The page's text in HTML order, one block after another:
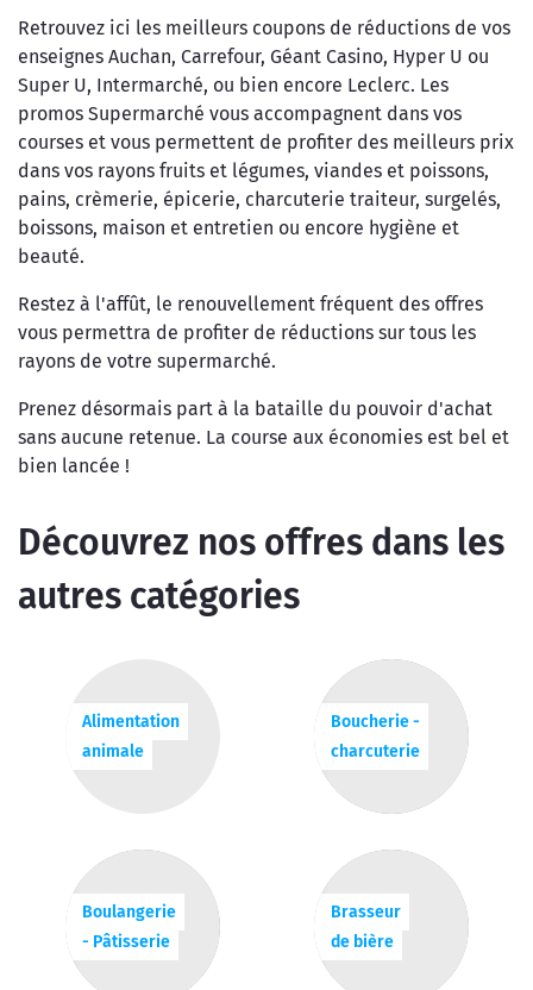
Retrouvez ici les meilleurs coupons de réductions de vos
enseignes Auchan, Carrefour, Géant Casino, Hyper U ou
Super U, Intermarché, ou bien encore Leclerc. Les
promos Supermarché vous accompagnent dans vos
courses et vous permettent de profiter des meilleurs prix
dans vos rayons fruits et légumes, viandes et poissons,
pains, crèmerie, épicerie, charcuterie traiteur, surgelés,
boissons, maison et entretien ou encore hygiène et
beauté.
Restez à l'affût, le renouvellement fréquent des offres
vous permettra de profiter de réductions sur tous les
rayons de votre supermarché.
Prenez désormais part à la bataille du pouvoir d'achat
sans aucune retenue. La course aux économies est bel et
bien lancée !
Découvrez nos offres dans les
autres catégories
Alimentation
animale
Boucherie -
charcuterie
Boulangerie
- Pâtisserie
Brasseur
de bière